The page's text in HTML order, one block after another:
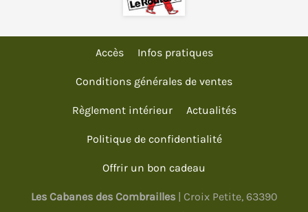
Accès Infos pratiques
Conditions générales de ventes
Règlement intérieur Actualités
Politique de confidentialité
Offrir un bon cadeau
Les Cabanes des Combrailles| Croix Petite, 63390